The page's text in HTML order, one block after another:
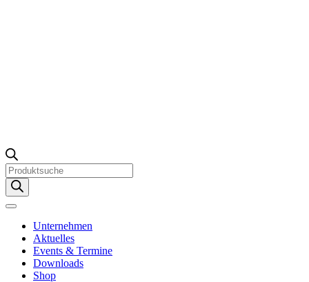
Products
search
Unternehmen
Aktuelles
Events & Termine
Downloads
Shop